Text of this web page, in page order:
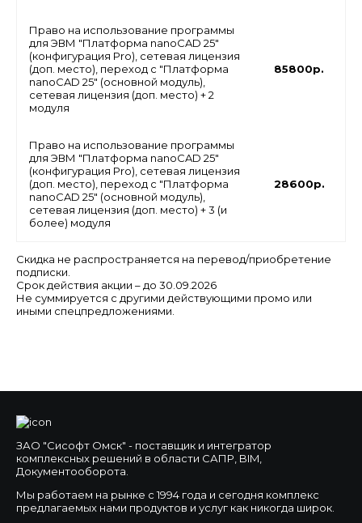
Право на использование программы
для ЭВМ "Платформа nanoCAD 25"
(конфигурация Pro), сетевая лицензия
(доп. место), переход с "Платформа
nanoCAD 25" (основной модуль),
сетевая лицензия (доп. место) + 2
модуля
85800р.
Право на использование программы
для ЭВМ "Платформа nanoCAD 25"
(конфигурация Pro), сетевая лицензия
(доп. место), переход с "Платформа
nanoCAD 25" (основной модуль),
сетевая лицензия (доп. место) + 3 (и
более) модуля
28600р.
Скидка не распространяется на перевод/приобретение
подписки.
Cрок действия акции – до 30.09.2026
Не суммируется с другими действующими промо или
иными спецпредложениями.
ЗАО "Сисофт Омск" - поставщик и интегратор
комплексных решений в области САПР, BIM,
Документооборота.
Мы работаем на рынке с 1994 года и сегодня комплекс
предлагаемых нами продуктов и услуг как никогда широк.